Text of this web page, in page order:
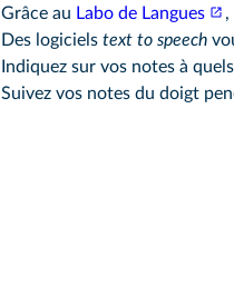
Grâce au Labo de Langues
,
Des logiciels text to speech
Indiquez sur vos notes à
Suivez vos notes du doigt